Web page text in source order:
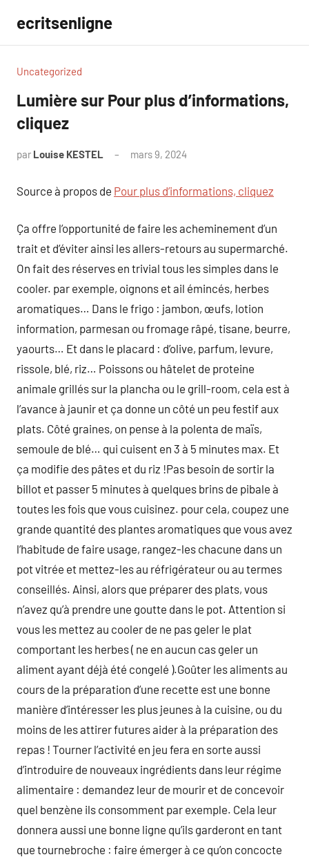
contenu
ecritsenligne
Uncategorized
Lumière sur Pour plus d’informations,
cliquez
par Louise KESTEL mars 9, 2024
Source à propos de Pour plus d’informations, cliquez
Ça offre l’opportunité de faire les acheminement d’un
trait et d’éviter ainsi les allers-retours au supermarché.
On fait des réserves en trivial tous les simples dans le
cooler. par exemple, oignons et ail émincés, herbes
aromatiques… Dans le frigo : jambon, œufs, lotion
information, parmesan ou fromage râpé, tisane, beurre,
yaourts… Et dans le placard : d’olive, parfum, levure,
rissole, blé, riz… Poissons ou hâtelet de proteine
animale grillés sur la plancha ou le grill-room, cela est à
l’avance à jaunir et ça donne un côté un peu festif aux
plats. Côté graines, on pense à la polenta de maïs,
semoule de blé… qui cuisent en 3 à 5 minutes max. Et
ça modifie des pâtes et du riz !Pas besoin de sortir la
billot et passer 5 minutes à quelques brins de pibale à
toutes les fois que vous cuisinez. pour cela, coupez une
grande quantité des plantes aromatiques que vous avez
l’habitude de faire usage, rangez-les chacune dans un
pot vitrée et mettez-les au réfrigérateur ou au termes
conseillés. Ainsi, alors que préparer des plats, vous
n’avez qu’à prendre une goutte dans le pot. Attention si
vous les mettez au cooler de ne pas geler le plat
comportant les herbes ( ne en aucun cas geler un
aliment ayant déjà été congelé ).Goûter les aliments au
cours de la préparation d’une recette est une bonne
manière d’intéresser les plus jeunes à la cuisine, ou du
moins de les attirer futures aider à la préparation des
repas ! Tourner l’activité en jeu fera en sorte aussi
d’introduire de nouveaux ingrédients dans leur régime
alimentaire : demandez leur de mourir et de concevoir
quel benzène ils consomment par exemple. Cela leur
donnera aussi une bonne ligne qu’ils garderont en tant
que tournebroche : faire émerger à ce qu’on concocte